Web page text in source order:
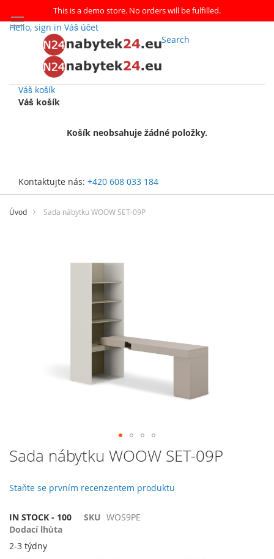
This is a demo store. No orders will be fulfilled.
Hello, sign in Váš účet
Search
Váš košík
Váš košík
Košík neobsahuje žádné položky.
Kontaktujte nás: +420 608 033 184
Přejít
obsah
Úvod Sada nábytku WOOW SET-09P
Přeskočit
na
galerie
Sada nábytku WOOW SET-09P
Staňte se prvním recenzentem produktu
IN STOCK - 100 SKU WOS9PE
Dodací lhůta
2-3 týdny